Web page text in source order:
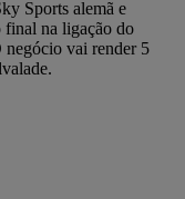
Sports alemã e
final na ligação do
negócio vai render 5